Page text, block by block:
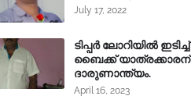
July 17, 2022
ടിപ്പർ ലോറിയിൽ ഇടിച്ച്
ബൈക്ക് യാത്രക്കാരന്
ദാരുണാന്ത്യം.
April 16, 2023